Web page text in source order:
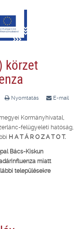
körzet
Nyomtatás E-mail
Kormányhivatal,
felügyeleti hatóság,
H A T Á R O Z A T O T.
Bács-Kiskun
miatt
településekre